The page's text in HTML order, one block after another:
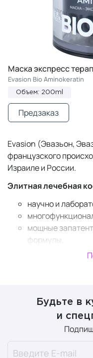
Маска экспресс
Evasion Bio Aminokeratin
Объем: 200ml
Предзаказ
Evasion (Эвазьон,
французского
Израиле и России.
Элитная лечебная
научно и
мощные
формулы,
эффективные
выравнивания
использовать курсом
прием
производителем
подтверждают это.
Будьте в
и